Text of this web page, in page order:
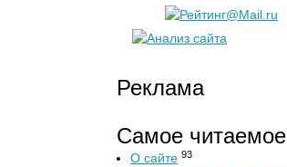
Реклама
Самое читаемое
О сайте 93